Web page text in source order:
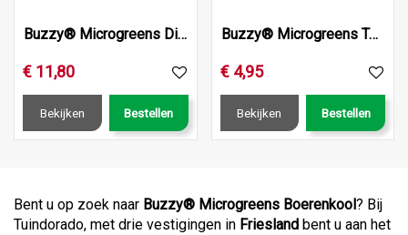
Buzzy® Microgreens Dish Daikon Radijs (6)
€ 11,80
Bekijken Bestellen
Buzzy® Microgreens Terra Schaaltje Rode Mizuna
€ 4,95
Bekijken Bestellen
Bent u op zoek naar Buzzy® Microgreens Boerenkool ? Bij
Tuindorado, met drie vestigingen in Friesland bent u aan het